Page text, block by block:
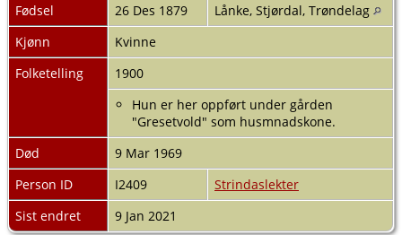
Fødsel
26 Des 1879
Lånke, Stjørdal, Trøndelag
Kjønn
Kvinne
Folketelling
1900
Hun er her oppført under gården
"Gresetvold" som husmnadskone.
Død
9 Mar 1969
Person ID
I2409
Strindaslekter
Sist endret
9 Jan 2021